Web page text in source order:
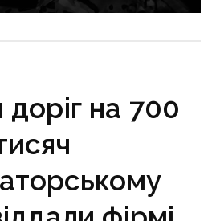
про підозру
на 700